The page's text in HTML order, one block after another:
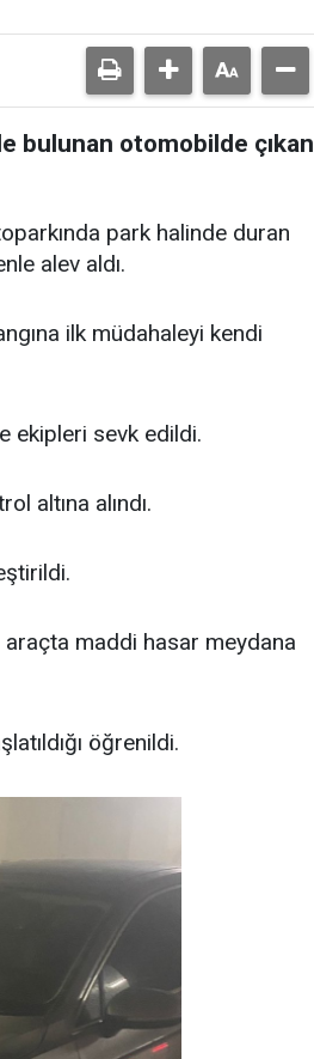
bulunan otomobilde çıkan
park halinde duran
alev aldı.
ilk müdahaleyi kendi
ekipleri sevk edildi.
altına alındı.
araçta maddi hasar meydana
öğrenildi.